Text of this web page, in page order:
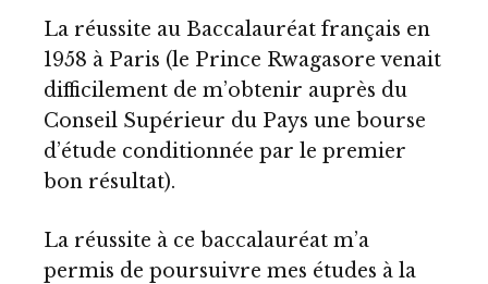
La réussite au Baccalauréat français en
1958 à Paris (le Prince Rwagasore venait
difficilement de m’obtenir auprès du
Conseil Supérieur du Pays une bourse
d’étude conditionnée par le premier
bon résultat).
La réussite à ce baccalauréat m’a
permis de poursuivre mes études à la